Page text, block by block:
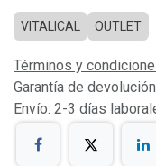
VITALICAL OUTLET
Términos y
Garantía de
Envío: 2-3 días